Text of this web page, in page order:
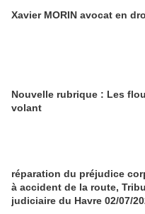
Xavier MORIN avocat en
Nouvelle rubrique : Les
volant
réparation du préjudice
à accident de la route,
judiciaire du Havre 02/07/